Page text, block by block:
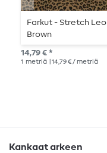
Farkut - Stretch Leo
Brown
14,79 € *
1 metriä | 14,79 € / metriä
Kankaat arkeen